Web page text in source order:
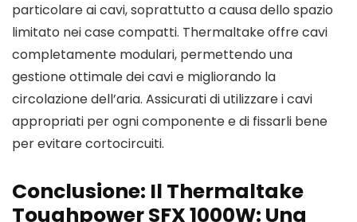
particolare ai cavi, soprattutto a causa dello spazio
limitato nei case compatti. Thermaltake offre cavi
completamente modulari, permettendo una
gestione ottimale dei cavi e migliorando la
circolazione dell’aria. Assicurati di utilizzare i cavi
appropriati per ogni componente e di fissarli bene
per evitare cortocircuiti.
Conclusione: Il Thermaltake
Toughpower SFX 1000W: Una